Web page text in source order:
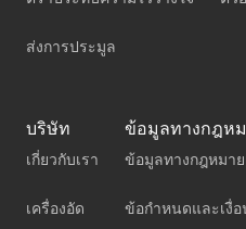
ส่งการประมูล
บริษัท
เกี่ยวกับเรา
เครื่องอัด
ข้อมูลทางกฎห
ข้อมูลทางกฎหมาย
ข้อกำหนดและเงื่